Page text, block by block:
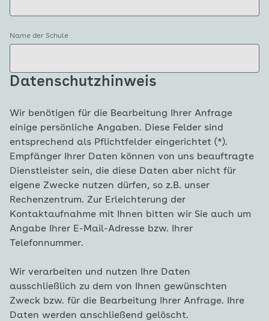
Name der Schule
Datenschutzhinweis
Wir benötigen für die Bearbeitung Ihrer Anfrage
einige persönliche Angaben. Diese Felder sind
entsprechend als Pflichtfelder eingerichtet (*).
Empfänger Ihrer Daten können von uns beauftragte
Dienstleister sein, die diese Daten aber nicht für
eigene Zwecke nutzen dürfen, so z.B. unser
Rechenzentrum. Zur Erleichterung der
Kontaktaufnahme mit Ihnen bitten wir Sie auch um
Angabe Ihrer E-Mail-Adresse bzw. Ihrer
Telefonnummer.
Wir verarbeiten und nutzen Ihre Daten
ausschließlich zu dem von Ihnen gewünschten
Zweck bzw. für die Bearbeitung Ihrer Anfrage. Ihre
Daten werden anschließend gelöscht.